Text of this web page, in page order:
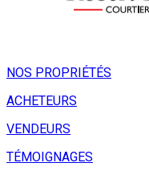
NOS PROPRIÉTÉS
ACHETEURS
VENDEURS
TÉMOIGNAGES